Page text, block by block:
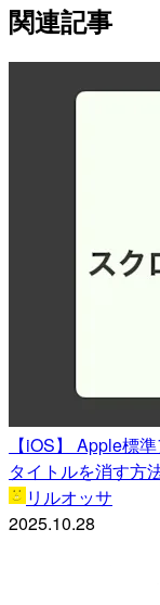
関連記事
【iOS】 Apple標
タイトルを消す方
リルオッサ
2025.10.28